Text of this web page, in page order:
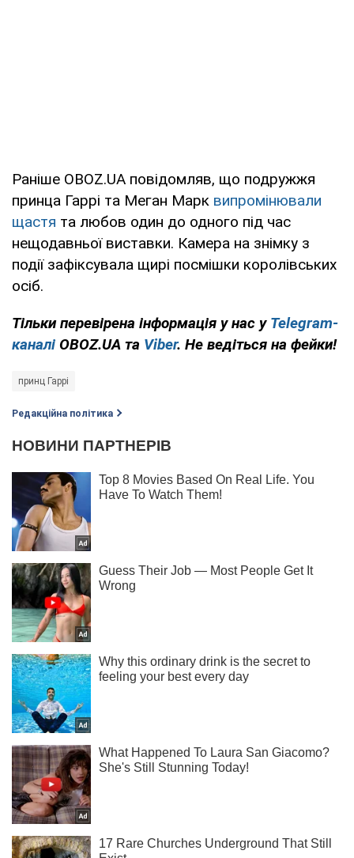
Раніше OBOZ.UA повідомляв, що подружжя
принца Гаррі та Меган Марк випромінювали
щастя та любов один до одного під час
нещодавньої виставки. Камера на знімку з
події зафіксувала щирі посмішки королівських
осіб.
Тільки перевірена інформація у нас у Telegram-
каналі OBOZ.UA та Viber. Не ведіться на фейки!
принц Гаррі
Редакційна політика